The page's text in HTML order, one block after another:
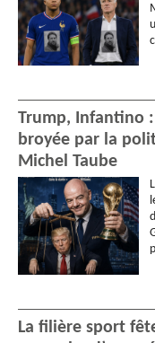
Trump, Infantino
broyée par la
Michel Taube
La filière sport